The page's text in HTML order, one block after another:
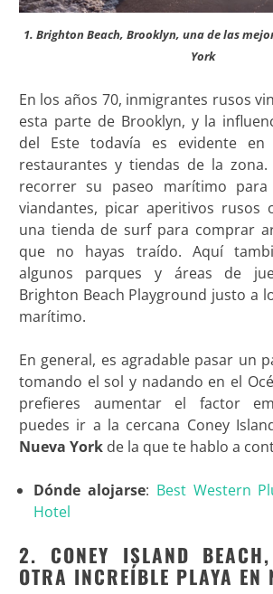
1. Brighton Beach, Brooklyn, una de las
York
En los años 70, inmigrantes rusos
esta parte de Brooklyn, y la
del Este todavía es evidente en
restaurantes y tiendas de la
recorrer su paseo marítimo
viandantes, picar aperitivos rusos
una tienda de surf para comprar
que no hayas traído. Aquí
algunos parques y áreas de
Brighton Beach Playground justo a
marítimo.
En general, es agradable pasar un
tomando el sol y nadando en el
prefieres aumentar el factor
puedes ir a la cercana Coney
Nueva York de la que te hablo a
Dónde alojarse: Best Western
Hotel
2. CONEY ISLAND BEACH,
OTRA INCREÍBLE PLAYA EN